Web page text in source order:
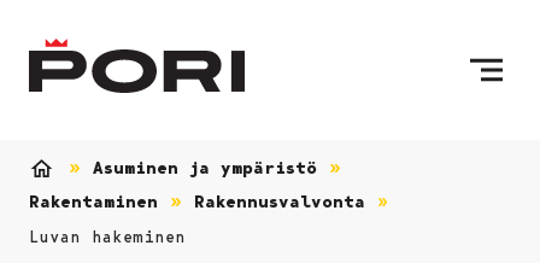
Asuminen ja ympäristö
Rakentaminen
Rakennusvalvonta
Luvan hakeminen